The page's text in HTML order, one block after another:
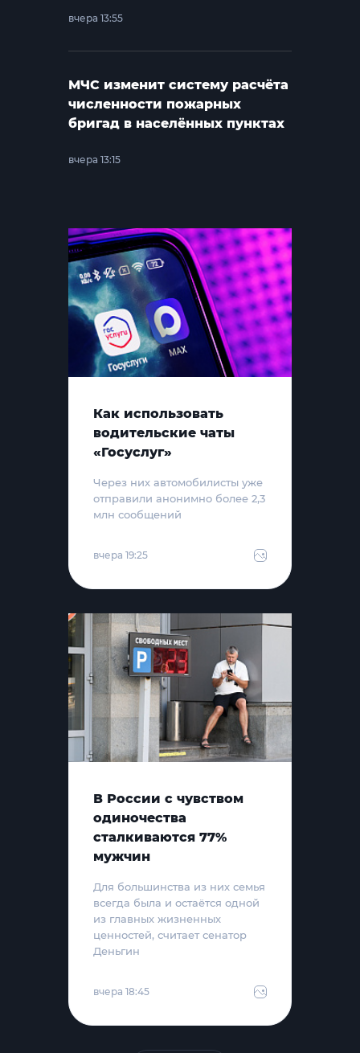
вчера 13:55
МЧС изменит систему расчёта
численности пожарных
бригад в населённых пунктах
вчера 13:15
Как использовать
водительские чаты
«Госуслуг»
Через них автомобилисты уже
отправили анонимно более 2,3
млн сообщений
вчера 19:25
В России с чувством
одиночества
сталкиваются 77%
мужчин
Для большинства из них семья
всегда была и остаётся одной
из главных жизненных
ценностей, считает сенатор
Деньгин
вчера 18:45